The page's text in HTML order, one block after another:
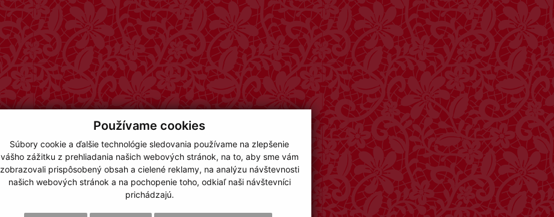
Používame cookies
Súbory cookie a ďalšie technológie sledovania používame na zlepšenie
vášho zážitku z prehliadania našich webových stránok, na to, aby sme vám
zobrazovali prispôsobený obsah a cielené reklamy, na analýzu návštevnosti
našich webových stránok a na pochopenie toho, odkiaľ naši návštevníci
prichádzajú.